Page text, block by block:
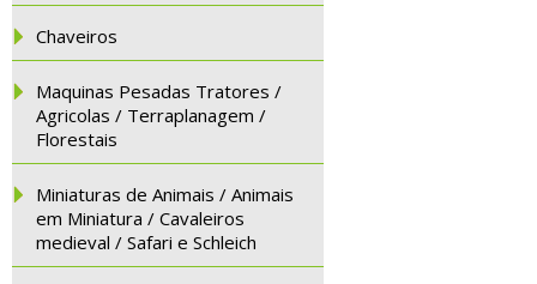
Chaveiros
Maquinas Pesadas Tratores /
Agricolas / Terraplanagem /
Florestais
Miniaturas de Animais / Animais
em Miniatura / Cavaleiros
medieval / Safari e Schleich